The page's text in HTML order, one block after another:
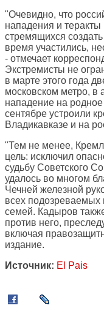
"Очевидно, что
нападения и
стремящихся
время участились,
- отмечает
Экстремисты не
в марте этого года
московском метро, в
нападение на
сентябре устроили
Владикавказе и на
"Тем не менее,
цель: исключил
судьбу Советского
удалось во многом
Чечней железной
всех подозреваемых
семей. Кадыров
против него,
включая
издание.
Источник: El Pais